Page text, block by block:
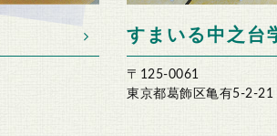
すまいる中之台
〒125-0061
東京都葛飾区亀有5-2-21